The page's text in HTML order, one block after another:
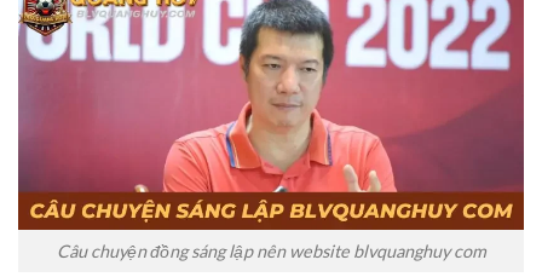
Câu chuyện đồng sáng lập nên website blvquanghuy com